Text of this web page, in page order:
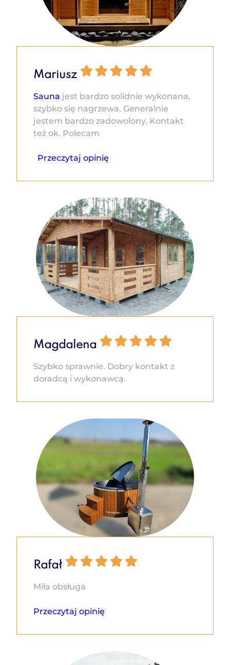
Mariusz
Sauna jest bardzo solidnie wykonana,
szybko się nagrzewa. Generalnie
jestem bardzo zadowolony. Kontakt
też ok. Polecam
Przeczytaj opinię
Magdalena
Szybko sprawnie. Dobry kontakt z
doradcą i wykonawcą.
Rafał
Miła obsługa
Przeczytaj opinię